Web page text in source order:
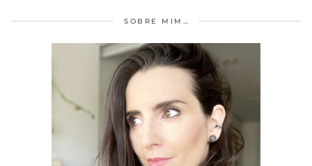
SOBRE MIM…